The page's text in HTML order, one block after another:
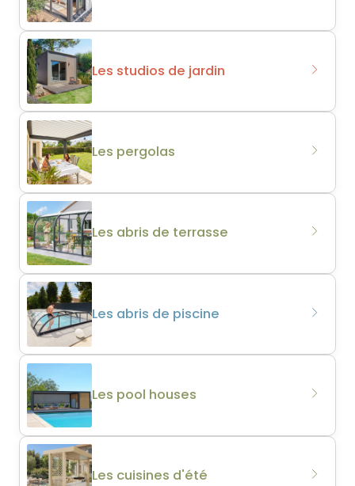
Les studios de jardin
Les pergolas
Les abris de terrasse
Les abris de piscine
Les pool houses
Les cuisines d'été